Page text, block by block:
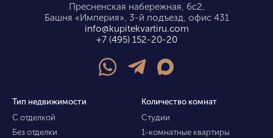
Пресненская набережная, 6с2,
Башня «Империя», 3-й подъезд, офис 431
info@kupitekvartiru.com
+7 (495) 152-20-20
Тип недвижимости
С отделкой
Без отделки
Количество комнат
Студии
1-комнатные квартиры